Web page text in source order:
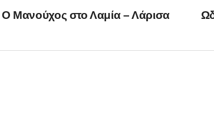
Ο Μανούχος στο Λαμία – Λάρισα